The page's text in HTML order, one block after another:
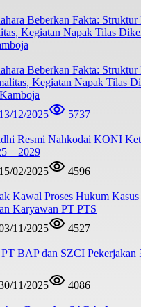
Beberkan Fakta: Struktur
Kegiatan Napak Tilas
13/12/2025
5737
Resmi Nahkodai KONI
– 2029
15/02/2025
4596
Kawal Proses Hukum Kasus
Karyawan PT PTS
11/2025
4527
BAP dan SZCI Pekerjakan
11/2025
4086